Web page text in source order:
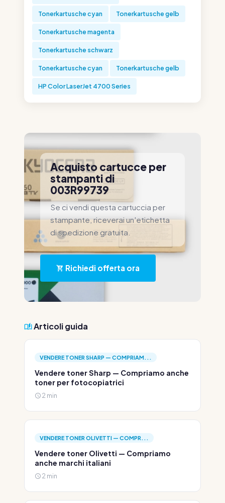
Tonerkartusche cyan Tonerkartusche gelb
Tonerkartusche magenta
Tonerkartusche schwarz
Tonerkartusche cyan Tonerkartusche gelb
HP Color LaserJet 4700 Series
Acquisto cartucce per
stampanti di
003R99739
Se ci vendi questa cartuccia per
stampante, riceverai un'etichetta
di spedizione gratuita.
Richiedi offerta ora
Articoli guida
VENDERE TONER SHARP — COMPRIAM...
Vendere toner Sharp — Compriamo anche
toner per fotocopiatrici
2 min
VENDERE TONER OLIVETTI — COMPR...
Vendere toner Olivetti — Compriamo
anche marchi italiani
2 min